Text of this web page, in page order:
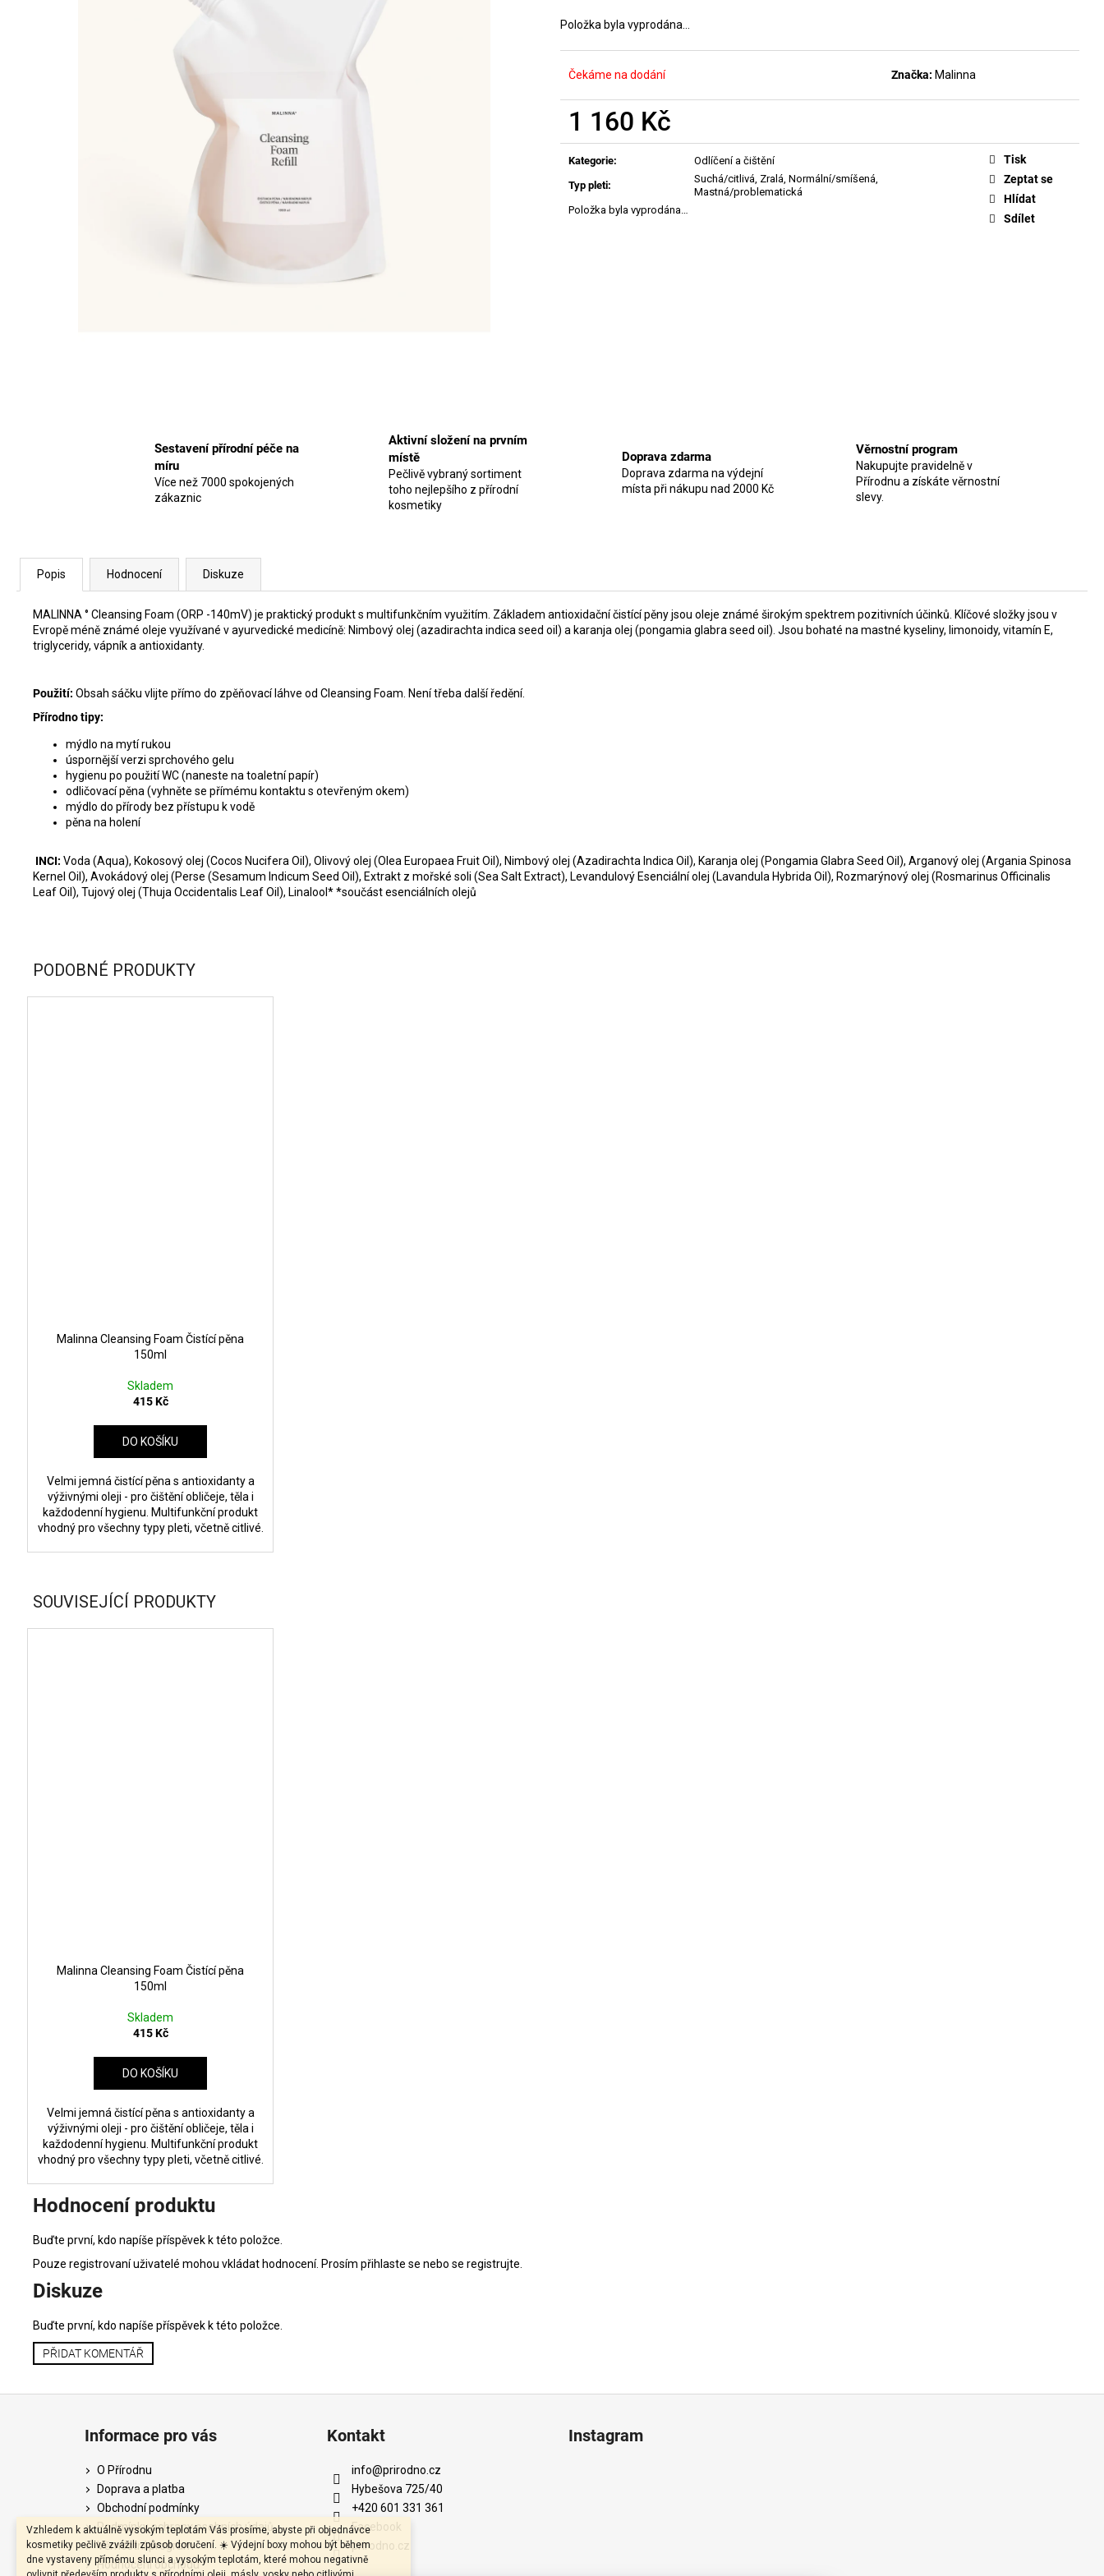
Vzhledem k aktuálně vysokým teplotám Vás prosíme, abyste při objednávce
kosmetiky pečlivě zvážili způsob doručení. ☀️ Výdejní boxy mohou být během
dne vystaveny přímému slunci a vysokým teplotám, které mohou negativně
Položka byla vyprodána…
Čekáme na dodání Značka: Malinna
1 160 Kč
Měrná
cena:
Kategorie:
Odlíčení a čištění
Typ pleti:
Suchá/citlivá Zralá Normální/smíšená
Mastná/problematická
Položka byla vyprodána…
Tisk
Zeptat se
Hlídat
Sdílet
Sestavení přírodní péče na
míru
Více než 7000 spokojených
zákaznic
Aktivní složení na prvním
místě
Pečlivě vybraný sortiment
toho nejlepšího z přírodní
kosmetiky
Doprava zdarma
Doprava zdarma na výdejní
místa při nákupu nad 2000 Kč
Věrnostní program
Nakupujte pravidelně v
Přírodnu a získáte věrnostní
slevy.
Popis Hodnocení Diskuze
MALINNA ° Cleansing Foam (ORP -140mV) je praktický produkt s multifunkčním využitím. Základem antioxidační čistící pěny jsou oleje známé širokým spektrem pozitivních účinků. Klíčové složky jsou v
Evropě méně známé oleje využívané v ayurvedické medicíně: Nimbový olej (azadirachta indica seed oil) a karanja olej (pongamia glabra seed oil). Jsou bohaté na mastné kyseliny, limonoidy, vitamín E,
triglyceridy, vápník a antioxidanty.
Použití: Obsah sáčku vlijte přímo do zpěňovací láhve od Cleansing Foam. Není třeba další ředění.
Přírodno tipy:
mýdlo na mytí rukou
úspornější verzi sprchového gelu
hygienu po použití WC (naneste na toaletní papír)
odličovací pěna (vyhněte se přímému kontaktu s otevřeným okem)
mýdlo do přírody bez přístupu k vodě
pěna na holení
INCI: Voda (Aqua), Kokosový olej (Cocos Nucifera Oil), Olivový olej (Olea Europaea Fruit Oil), Nimbový olej (Azadirachta Indica Oil), Karanja olej (Pongamia Glabra Seed Oil), Arganový olej (Argania Spinosa
Kernel Oil), Avokádový olej (Perse (Sesamum Indicum Seed Oil), Extrakt z mořské soli (Sea Salt Extract), Levandulový Esenciální olej (Lavandula Hybrida Oil), Rozmarýnový olej (Rosmarinus Officinalis
Leaf Oil), Tujový olej (Thuja Occidentalis Leaf Oil), Linalool* *součást esenciálních olejů
PODOBNÉ PRODUKTY
Malinna Cleansing Foam Čistící pěna
150ml
Skladem
415 Kč
DO KOŠÍKU
Velmi jemná čistící pěna s antioxidanty a
výživnými oleji - pro čištění obličeje, těla i
každodenní hygienu. Multifunkční produkt
vhodný pro všechny typy pleti, včetně citlivé.
SOUVISEJÍCÍ PRODUKTY
Malinna Cleansing Foam Čistící pěna
150ml
Skladem
415 Kč
DO KOŠÍKU
Velmi jemná čistící pěna s antioxidanty a
výživnými oleji - pro čištění obličeje, těla i
každodenní hygienu. Multifunkční produkt
vhodný pro všechny typy pleti, včetně citlivé.
Hodnocení produktu
Buďte první, kdo napíše příspěvek k této položce.
Pouze registrovaní uživatelé mohou vkládat hodnocení. Prosím přihlaste se nebo se registrujte
Diskuze
Buďte první, kdo napíše příspěvek k této položce.
PŘIDAT KOMENTÁŘ
459 Kč
ACTIVE - GENTLE REMOVER 50ML
Informace pro vás
O Přírodnu
Doprava a platba
Obchodní podmínky
Podmínky ochrany osobních údajů
Věrnostní program
Hodnocení obchodu
Kontakt
info@prirodno.cz
Hybešova 725/40
+420 601 331 361
Facebook
prirodno.cz
Instagram